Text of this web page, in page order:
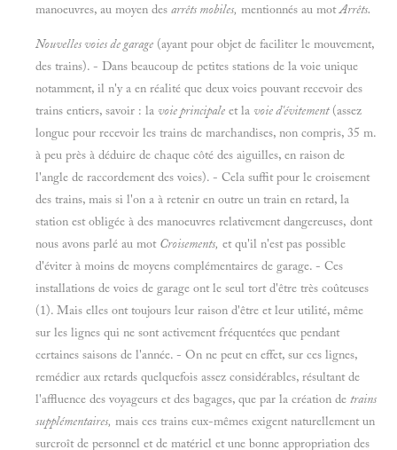
manoeuvres, au moyen des arrêts mobiles, mentionnés au motArrêts.
Nouvelles voies de garage (ayant pour objet de faciliter le mouvement,
des trains). - Dans beaucoup de petites stations de la voie unique
notamment, il n'y a en réalité que deux voies pouvant recevoir des
trains entiers, savoir : la voie principale et la voie d'évitement(assez
longue pour recevoir les trains de marchandises, non compris, 35 m.
à peu près à déduire de chaque côté des aiguilles, en raison de
l'angle de raccordement des voies). - Cela suffit pour le croisement
des trains, mais si l'on a à retenir en outre un train en retard, la
station est obligée à des manoeuvres relativement dangereuses, dont
nous avons parlé au mot Croisements, et qu'il n'est pas possible
d'éviter à moins de moyens complémentaires de garage. - Ces
installations de voies de garage ont le seul tort d'être très coûteuses
(1). Mais elles ont toujours leur raison d'être et leur utilité, même
sur les lignes qui ne sont activement fréquentées que pendant
certaines saisons de l'année. - On ne peut en effet, sur ces lignes,
remédier aux retards quelquefois assez considérables, résultant de
l'affluence des voyageurs et des bagages, que par la création de trains
supplémentaires, mais ces trains eux-mêmes exigent naturellement un
surcroît de personnel et de matériel et une bonne appropriation des